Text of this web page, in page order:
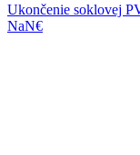
Ukončenie soklovej
NaN€